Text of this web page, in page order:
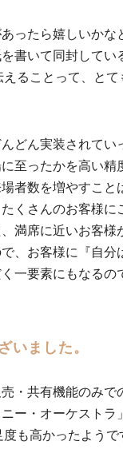
ったら嬉しいかな
書いて同封してい
ることって、と
どん実装されてい
至ったかを高い精
者数を増やすこと
くさんのお客様
満席に近いお客様
、お客様に『自分
一要素にもなる
いました。
・共有機能のみ
ー・オーケストラ
も高かったようで